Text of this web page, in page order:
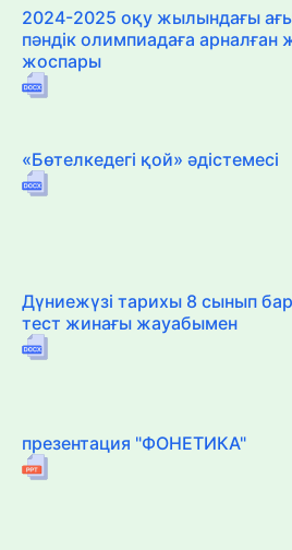
2024-2025 оқу жылындағы
пәндік олимпиадаға
жоспары
«Бөтелкедегі қой» әдістемесі
Дүниежүзі тарихы 8 сынып
тест жинағы жауабымен
презентация "ФОНЕТИКА"